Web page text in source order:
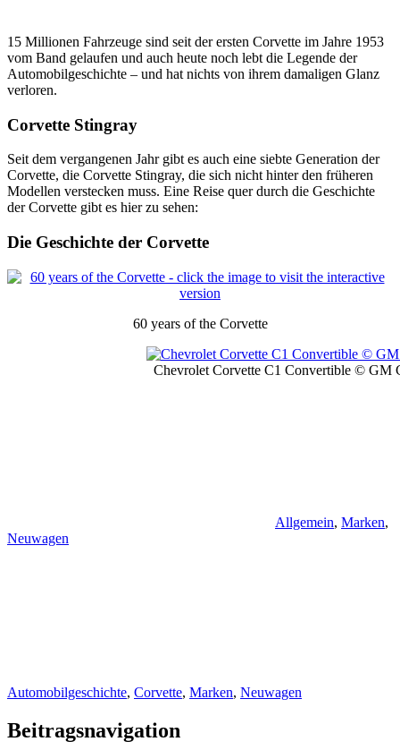
15 Millionen Fahrzeuge sind seit der ersten Corvette im Jahre 1953
vom Band gelaufen und auch heute noch lebt die Legende der
Automobilgeschichte – und hat nichts von ihrem damaligen Glanz
verloren.
Corvette Stingray
Seit dem vergangenen Jahr gibt es auch eine siebte Generation der
Corvette, die Corvette Stingray, die sich nicht hinter den früheren
Modellen verstecken muss. Eine Reise quer durch die Geschichte
der Corvette gibt es hier zu sehen:
Die Geschichte der Corvette
60 years of the Corvette
Chevrolet Corvette C1 Convertible © GM
Allgemein, Marken,
Neuwagen
Automobilgeschichte, Corvette, Marken, Neuwagen
Beitragsnavigation